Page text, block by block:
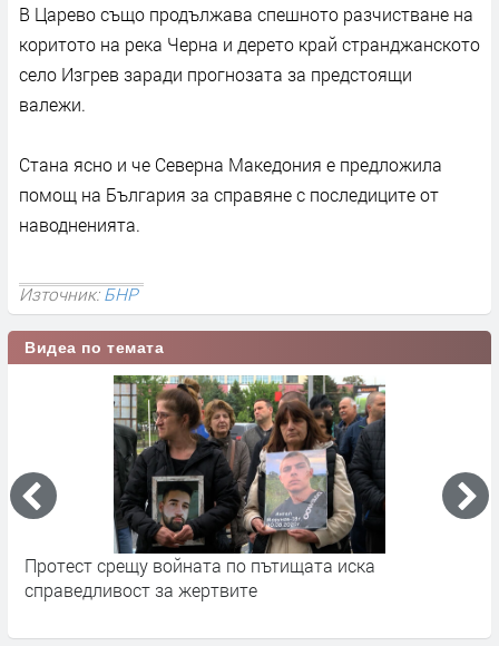
В Царево също продължава спешното разчистване на
коритото на река Черна и дерето край странджанското
село Изгрев заради прогнозата за предстоящи
валежи.
Стана ясно и че Северна Македония е предложила
помощ на България за справяне с последиците от
наводненията.
Източник:БНР
Видеа по темата
Протест срещу войната по пътищата иска
справедливост за жертвите